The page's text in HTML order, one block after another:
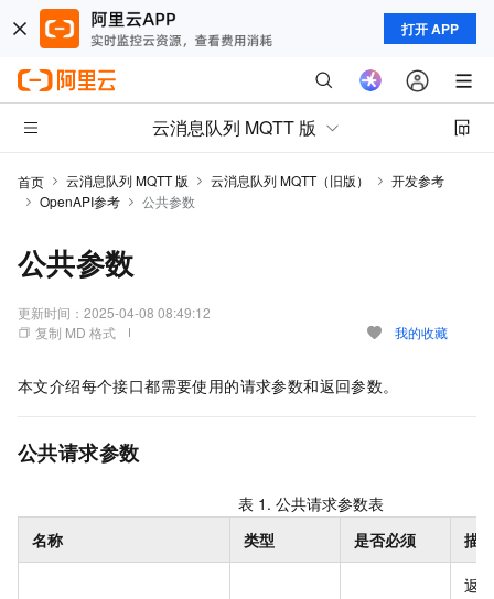
打开 APP
云消息队列 MQTT 版
首页 云消息队列 MQTT 版 云消息队列 MQTT（旧版）
开发参考
OpenAPI参考
公共参数
公共参数
更新时间： 2025-04-08 08:49:12
复制 MD 格式
我的收藏
本文介绍每个接口都需要使用的请求参数和返回参数。
公共请求参数
表 1. 公共请求参数表
名称
类型 是否必须 描述
返